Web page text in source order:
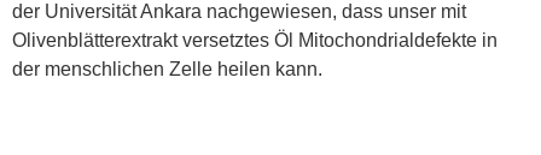
der Universität Ankara nachgewiesen, dass unser mit
Olivenblätterextrakt versetztes Öl Mitochondrialdefekte in
der menschlichen Zelle heilen kann.